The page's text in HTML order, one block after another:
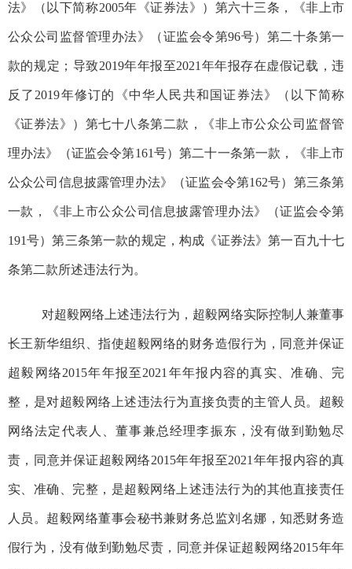
法》 （以下简称2005年《证券法》） 第六十三条，《非上市
公众公司监督管理办法》（证监会令第96号）第二十条第一
款的规定； 导致2019年年报至2021年年报存在虚假记载，违
反了2019年修订的 《中华人民共和国证券法》 （以下简称
《证券法》） 第七十八条第二款 ，《非上市公众公司监督管
理办法》（证监会令第161号）第二十一条第一款 ，《非上市
公众公司信息披露管理办法》（证监会令第162号）第三条第
一款 ，《非上市公众公司信息披露管理办法》（证监会令第
191号）第三条第一款的规定，构成《证券法》第一百九十七
条第二款所述违法行为。
对超毅网络上述违法行为，超毅网络实际控制人兼董事
长王新华组织、指使超毅网络的财务造假行为，同意并保证
超毅网络2015年年报至2021年年报内容的真实、准确、完
整，是对超毅网络上述违法行为直接负责的主管人员。超毅
网络法定代表人、董事兼总经理李振东，没有做到勤勉尽
责 ，同意并保证超毅网络2015年年报至2021年年报内容的真
实、准确、完整 ， 是超毅网络上述违法行为的其他直接责任
人员。超毅网络董事会秘书兼财务总监刘名娜，知悉财务造
假行为 ，没有做到勤勉尽责， 同意并保证超毅网络2015年年